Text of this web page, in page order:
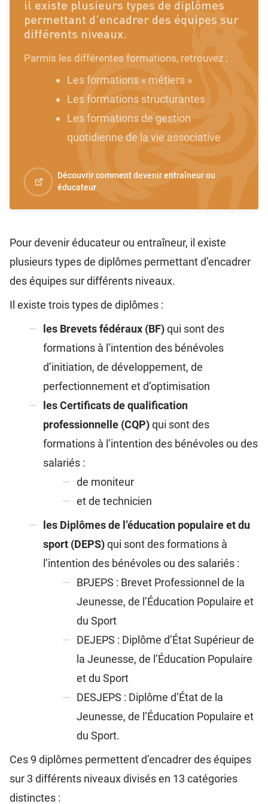
il existe plusieurs types de diplômes
permettant d’encadrer des équipes sur
différents niveaux.
Parmis les différentes formations, retrouvez :
Les formations « métiers »
Les formations structurantes
Les formations de gestion
quotidienne de la vie associative
Découvrir comment devenir entraîneur ou
éducateur
Pour devenir éducateur ou entraîneur, il existe
plusieurs types de diplômes permettant d’encadrer
des équipes sur différents niveaux.
Il existe trois types de diplômes :
les Brevets fédéraux (BF)qui sont des
formations à l’intention des bénévoles
d’initiation, de développement, de
perfectionnement et d’optimisation
les Certificats de qualification
professionnelle (CQP)qui sont des
formations à l’intention des bénévoles ou des
salariés :
de moniteur
et de technicien
les Diplômes de l’éducation populaire et du
sport (DEPS)qui sont des formations à
l’intention des bénévoles ou des salariés :
BPJEPS : Brevet Professionnel de la
Jeunesse, de l’Éducation Populaire et
du Sport
DEJEPS : Diplôme d’État Supérieur de
la Jeunesse, de l’Éducation Populaire
et du Sport
DESJEPS : Diplôme d’État de la
Jeunesse, de l’Éducation Populaire et
du Sport.
Ces 9 diplômes permettent d’encadrer des équipes
sur 3 différents niveaux divisés en 13 catégories
distinctes :